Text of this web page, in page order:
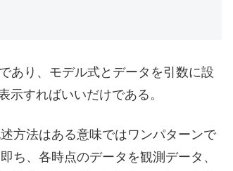
あり、モデル式とデータを引数に設
すればいいだけである。
方法はある意味ではワンパターンで
ち、各時点のデータを観測データ、